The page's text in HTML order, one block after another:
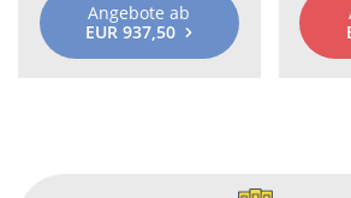
Angebote ab
EUR 937,50